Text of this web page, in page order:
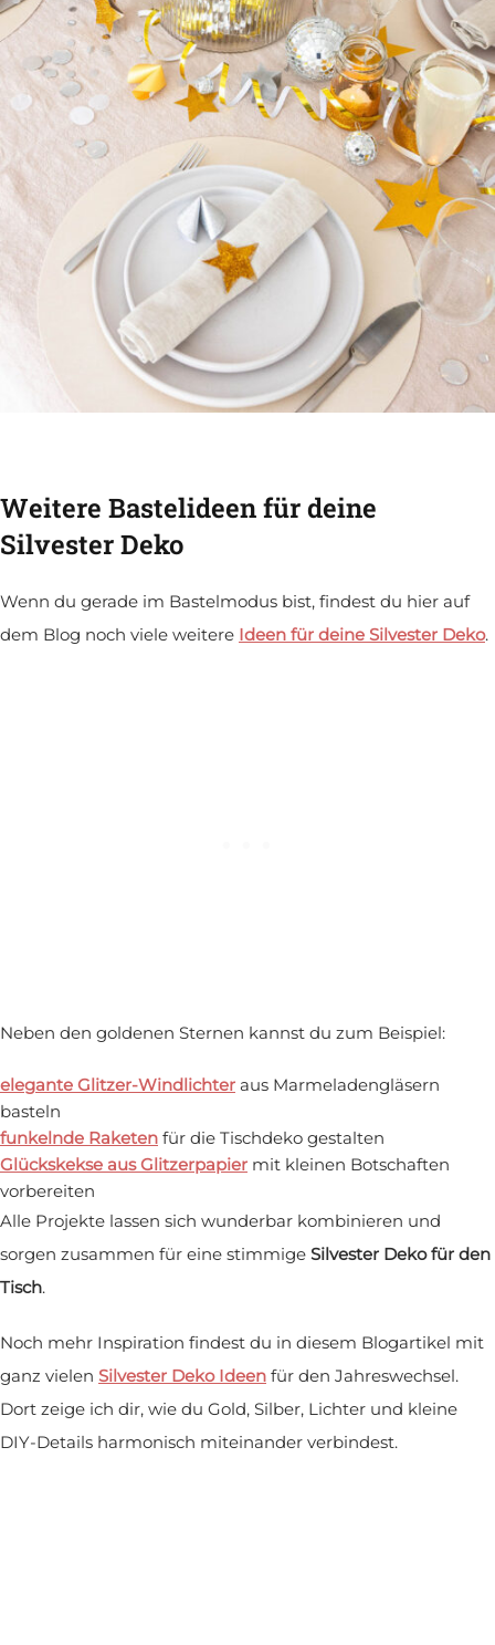
Weitere Bastelideen für deine
Silvester Deko
Wenn du gerade im Bastelmodus bist, findest du hier auf
dem Blog noch viele weitere Ideen für deine Silvester Deko.
Neben den goldenen Sternen kannst du zum Beispiel:
elegante Glitzer-Windlichter aus Marmeladengläsern
basteln
funkelnde Raketen für die Tischdeko gestalten
Glückskekse aus Glitzerpapier mit kleinen Botschaften
vorbereiten
Alle Projekte lassen sich wunderbar kombinieren und
sorgen zusammen für eine stimmige Silvester Deko für den
Tisch.
Noch mehr Inspiration findest du in diesem Blogartikel mit
ganz vielen Silvester Deko Ideen für den Jahreswechsel.
Dort zeige ich dir, wie du Gold, Silber, Lichter und kleine
DIY-Details harmonisch miteinander verbindest.